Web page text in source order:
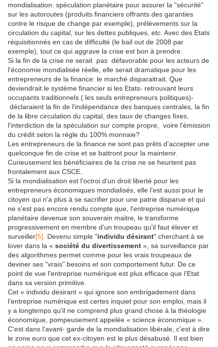
mondialisation: spéculation planétaire pour assurer la "sécurité"
sur les autoroutes (produits financiers offrants des garanties
contre le risque de change par exemple), prélèvements sur la
circulation du capital, sur les dettes publiques, etc. Avec des Etats
réquisitionnés en cas de difficulté (le bail out de 2008 par
exemple), tout ce qui aggrave la crise est bon à prendre.
Si la fin de la crise ne serait pas défavorable pour les acteurs de
l'économie mondialisée réelle, elle serait dramatique pour les
entrepreneurs de la finance: le marché disparaitrait. Que
deviendrait le système financier si les Etats- retrouvant leurs
occupants traditionnels ( les seuls entrepreneurs politiques)-
déclaraient la fin de l'indépendance des banques centrales, la fin
de la libre circulation du capital, des taux de changes fixes,
l'interdiction de la spéculation sur compte propre, voire l'émission
du crédit selon la règle du 100% monnaie?
Les entrepreneurs de la finance ne sont pas prêts d'accepter une
quelconque fin de crise et se battront pour la maintenir.
Curieusement les bénéficiaires de la crise ne se heurtent pas
frontalement aux CSCE.
Si la mondialisation est l'octroi d'un droit liberté pour les
entrepreneurs économiques mondialisés, elle l'est aussi pour le
citoyen qui n'a plus à se sacrifier pour une patrie disparue et qui
ne s'est pas encore rendu compte que, l'entreprise numérique
planétaire devenue son souverain maitre, le transforme
progressivement en membre d'un troupeau qu'il faut élever et
surveiller[5] . Devenu simple "individu désirant" cherchant à se
lover dans la « société du divertissement », sa surveillance par
des algorithmes permet comme pour les vrais troupeaux de
deviner ses "vrais" besoins et son comportement futur. De ce
point de vue l'entreprise numérique est plus efficace que l'Etat
dans sa version primitive.
Cet « individu désirant » qui ignore son embrigadement dans
l'entreprise numérique est certes inquiet pour son emploi, mais il
y a longtemps qu'il ne comprend plus grand chose à la théologie
économique, pompeusement appelée « science économique ».
C'est dans l'avant- garde de la mondialisation libérale, c'est à dire
le zone euro que cet ex-citoyen est le plus désabusé. Il est bien